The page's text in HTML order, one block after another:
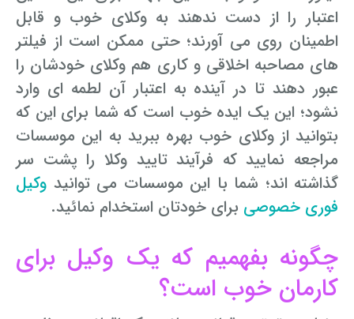
اعتبار را از دست ندهند به وکلای خوب و قابل
اطمینان روی می آورند؛ حتی ممکن است از فیلتر
های مصاحبه اخلاقی و کاری هم وکلای خودشان را
عبور دهند تا در آینده به اعتبار آن لطمه ای وارد
نشود؛ این یک ایده خوب است که شما برای این که
بتوانید از وکلای خوب بهره ببرید به این موسسات
مراجعه نمایید که فرآیند تایید وکلا را پشت سر
گذاشته اند؛ شما با این موسسات می توانید وکیل
فوری خصوصی برای خودتان استخدام نمائید.
چگونه بفهمیم که یک وکیل برای
کارمان خوب است؟